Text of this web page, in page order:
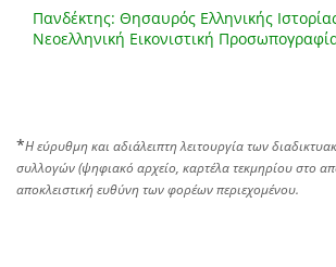
Πανδέκτης: Θησαυρός Ελληνικής
Νεοελληνική Εικονιστική
*Η εύρυθμη και αδιάλειπτη λειτουργία των
συλλογών (ψηφιακό αρχείο, καρτέλα τεκμηρίου στο
αποκλειστική ευθύνη των φορέων περιεχομένου.